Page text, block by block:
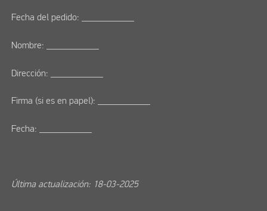
Fecha del pedido: ___________
Nombre: ___________
Dirección: ___________
Firma (si es en papel): ___________
Fecha: ___________
Última actualización: 18-03-2025